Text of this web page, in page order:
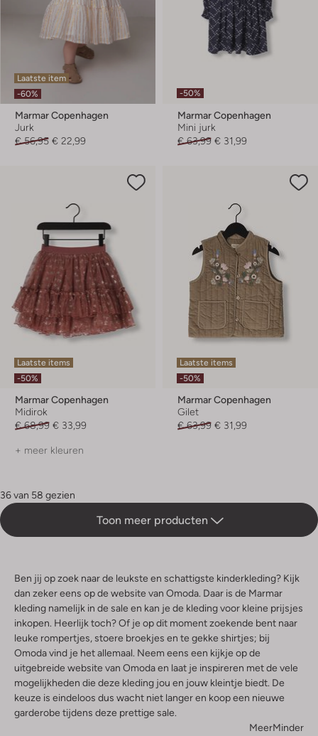
Laatste item
-60%
Marmar Copenhagen
Jurk
€ 56,95 € 22,99
-50%
Marmar Copenhagen
Mini jurk
€ 63,99 € 31,99
Laatste items
-50%
Marmar Copenhagen
Midirok
€ 68,99 € 33,99
+ meer kleuren
Laatste items
-50%
Marmar Copenhagen
Gilet
€ 63,99 € 31,99
36 van 58 gezien
Toon meer producten
Ben jij op zoek naar de leukste en schattigste kinderkleding? Kijk
dan zeker eens op de website van Omoda. Daar is de Marmar
kleding namelijk in de sale en kan je de kleding voor kleine prijsjes
inkopen. Heerlijk toch? Of je op dit moment zoekende bent naar
leuke rompertjes, stoere broekjes en te gekke shirtjes; bij
Omoda vind je het allemaal. Neem eens een kijkje op de
uitgebreide website van Omoda en laat je inspireren met de vele
mogelijkheden die deze kleding jou en jouw kleintje biedt. De
keuze is eindeloos dus wacht niet langer en koop een nieuwe
garderobe tijdens deze prettige sale.
MeerMinder